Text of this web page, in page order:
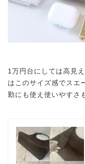
1万円台にしては高見
はこのサイズ感でスエ
勤にも使え使いやすさ